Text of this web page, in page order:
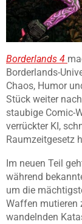
Borderlands 4
Borderlands-
Chaos, Humor
Stück weiter
staubige Comic-
verrückter KI,
Raumzeitgesetz
Im neuen Teil
während
um die
Waffen mutieren
wandelnden